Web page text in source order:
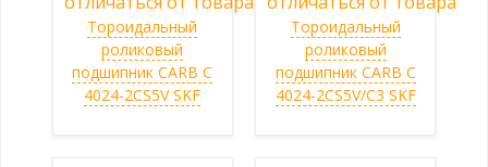
Тороидальный
роликовый
подшипник CARB C
4024-2CS5V SKF
Тороидальный
роликовый
подшипник CARB C
4024-2CS5V/C3 SKF